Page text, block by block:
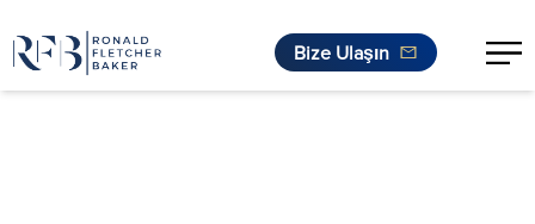
Bize Ulaşın